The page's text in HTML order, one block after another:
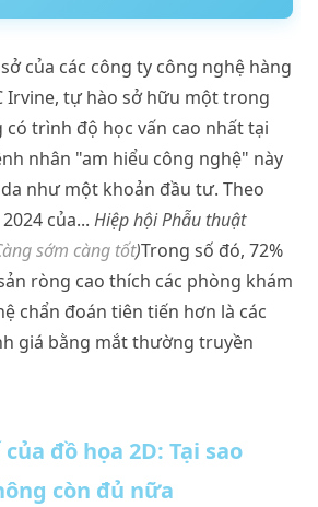
của các công ty công nghệ hàng
Irvine, tự hào sở hữu một trong
trình độ học vấn cao nhất tại
nhân "am hiểu công nghệ" này
như một khoản đầu tư. Theo
của... Hiệp hội Phẫu thuật
sớm càng tốt)Trong số đó, 72%
ròng cao thích các phòng khám
chẩn đoán tiên tiến hơn là các
giá bằng mắt thường truyền
đồ họa 2D: Tại sao
còn đủ nữa